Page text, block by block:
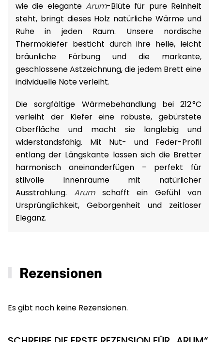
wie die elegante Arum-Blüte für pure Reinheit
steht, bringt dieses Holz natürliche Wärme und
Ruhe in jeden Raum. Unsere nordische
Thermokiefer besticht durch ihre helle, leicht
bräunliche Färbung und die markante,
geschlossene Astzeichnung, die jedem Brett eine
individuelle Note verleiht.
Die sorgfältige Wärmebehandlung bei 212 °C
verleiht der Kiefer eine robuste, gebürstete
Oberfläche und macht sie langlebig und
widerstandsfähig. Mit Nut- und Feder-Profil
entlang der Längskante lassen sich die Bretter
harmonisch aneinanderfügen – perfekt für
stilvolle Innenräume mit natürlicher
Ausstrahlung. Arumschafft ein Gefühl von
Ursprünglichkeit, Geborgenheit und zeitloser
Eleganz.
Rezensionen
Es gibt noch keine Rezensionen.